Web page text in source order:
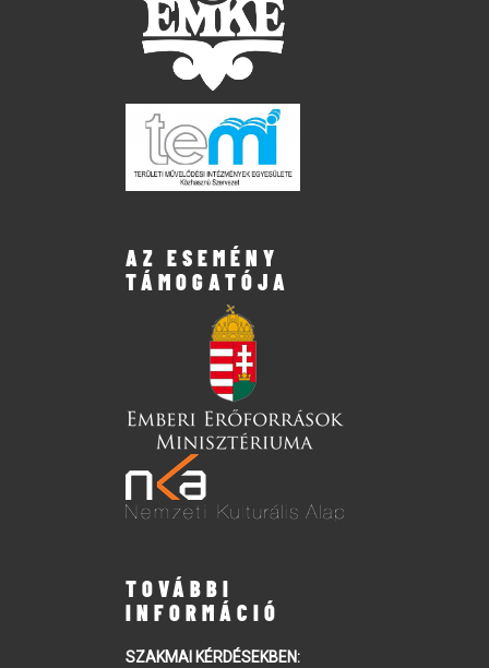
AZ ESEMÉNY
TÁMOGATÓJA
TOVÁBBI
INFORMÁCIÓ
SZAKMAI KÉRDÉSEKBEN: